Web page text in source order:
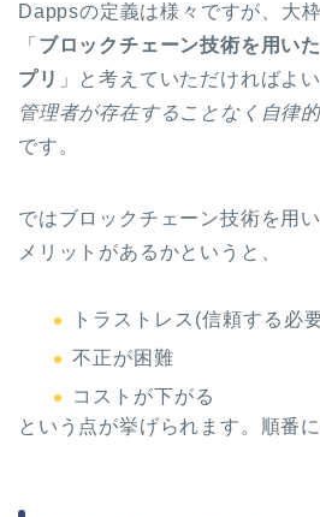
Dappsの定義は様々ですが、大
「 ブロックチェーン技術を用い
プリ 」と考えていただければよ
管理者が存在することなく自律
です。
ではブロックチェーン技術を用
メリットがあるかというと、
トラストレス(信頼する必
不正が困難
コストが下がる
という点が挙げられます。順番